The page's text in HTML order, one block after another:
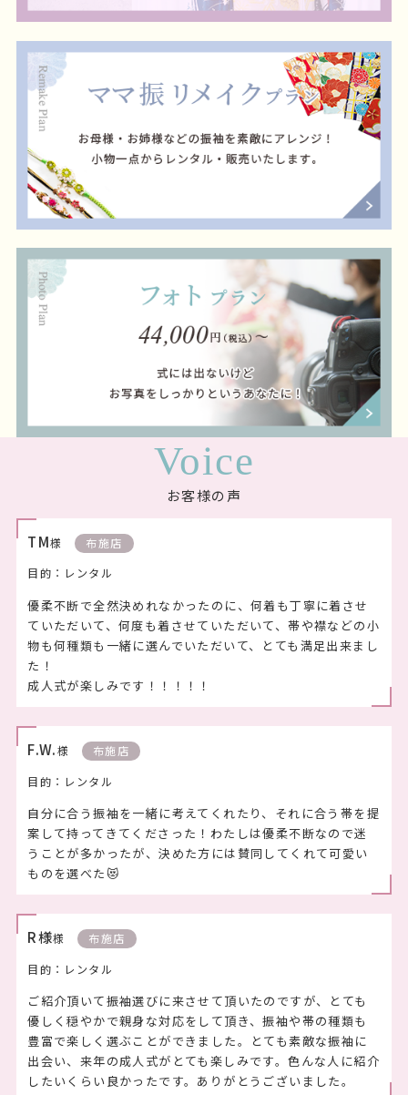
Voice
お客様の声
TM様
布施店
目的：レンタル
優柔不断で全然決めれなかったのに、何着も丁寧に着させ
ていただいて、何度も着させていただいて、帯や襟などの小
物も何種類も一緒に選んでいただいて、とても満足出来まし
た！
成人式が楽しみです！！！！！
F.W.様
布施店
目的：レンタル
自分に合う振袖を一緒に考えてくれたり、それに合う帯を提
案して持ってきてくださった！わたしは優柔不断なので迷
うことが多かったが、決めた方には賛同してくれて可愛い
ものを選べた😻
R様様
布施店
目的：レンタル
ご紹介頂いて振袖選びに来させて頂いたのですが、とても
優しく穏やかで親身な対応をして頂き、振袖や帯の種類も
豊富で楽しく選ぶことができました。とても素敵な振袖に
出会い、来年の成人式がとても楽しみです。色んな人に紹介
したいくらい良かったです。ありがとうございました。